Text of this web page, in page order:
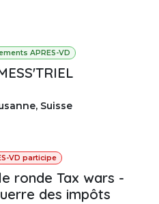
APRES-VD
, Suisse
VD participe
ronde Tax wars -
des impôts